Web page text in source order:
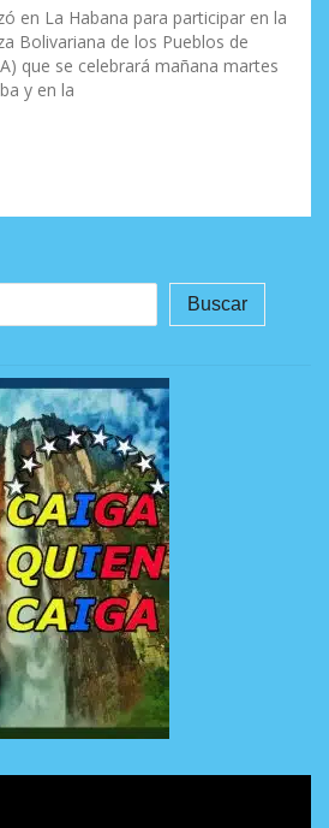
en La Habana para participar en la
Bolivariana de los Pueblos de
que se celebrará mañana martes
y en la
Buscar